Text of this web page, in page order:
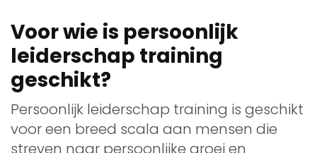
Voor wie is persoonlijk
leiderschap training
geschikt?
Persoonlijk leiderschap training is geschikt
voor een breed scala aan mensen die
streven naar persoonlijke groei en